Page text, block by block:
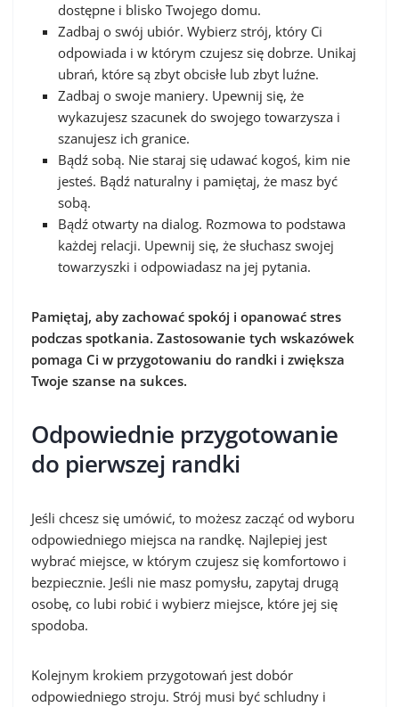
dostępne i blisko Twojego domu.
Zadbaj o swój ubiór. Wybierz strój, który Ci
odpowiada i w którym czujesz się dobrze. Unikaj
ubrań, które są zbyt obcisłe lub zbyt luźne.
Zadbaj o swoje maniery. Upewnij się, że
wykazujesz szacunek do swojego towarzysza i
szanujesz ich granice.
Bądź sobą. Nie staraj się udawać kogoś, kim nie
jesteś. Bądź naturalny i pamiętaj, że masz być
sobą.
Bądź otwarty na dialog. Rozmowa to podstawa
każdej relacji. Upewnij się, że słuchasz swojej
towarzyszki i odpowiadasz na jej pytania.
Pamiętaj, aby zachować spokój i opanować stres
podczas spotkania. Zastosowanie tych wskazówek
pomaga Ci w przygotowaniu do randki i zwiększa
Twoje szanse na sukces.
Odpowiednie przygotowanie
do pierwszej randki
Jeśli chcesz się umówić, to możesz zacząć od wyboru
odpowiedniego miejsca na randkę. Najlepiej jest
wybrać miejsce, w którym czujesz się komfortowo i
bezpiecznie. Jeśli nie masz pomysłu, zapytaj drugą
osobę, co lubi robić i wybierz miejsce, które jej się
spodoba.
Kolejnym krokiem przygotowań jest dobór
odpowiedniego stroju. Strój musi być schludny i